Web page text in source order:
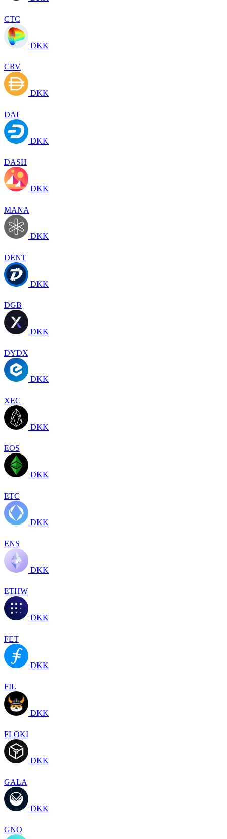
CTC
DKK
CRV
DKK
DAI
DKK
DASH
DKK
MANA
DKK
DENT
DKK
DGB
DKK
DYDX
DKK
XEC
DKK
EOS
DKK
ETC
DKK
ENS
DKK
ETHW
DKK
FET
DKK
FIL
DKK
FLOKI
DKK
GALA
DKK
GNO